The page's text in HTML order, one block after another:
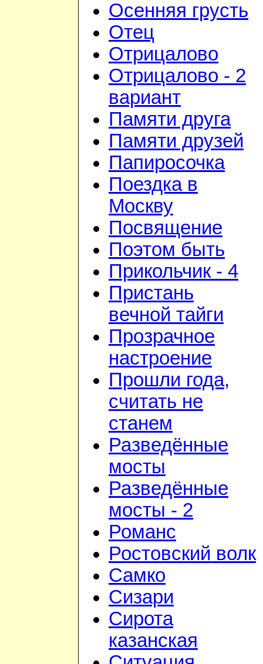
Осенняя грусть
Отец
Отрицалово
Отрицалово - 2
вариант
Памяти друга
Памяти друзей
Папиросочка
Поездка в
Москву
Посвящение
Поэтом быть
Прикольчик - 4
Пристань
вечной тайги
Прозрачное
настроение
Прошли года,
считать не
станем
Разведённые
мосты
Разведённые
мосты - 2
Романс
Ростовский волк
Самко
Сизари
Сирота
казанская